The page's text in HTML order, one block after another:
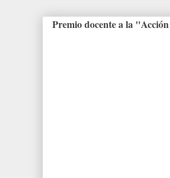
Premio docente a la